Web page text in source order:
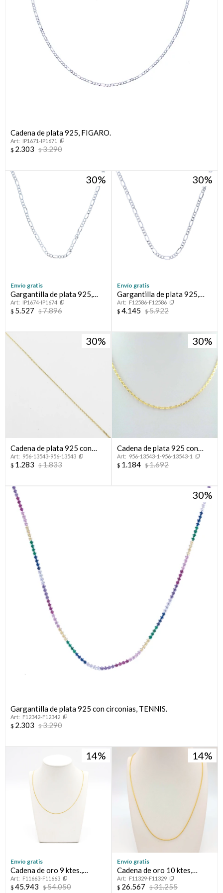
Cadena de plata 925, FIGARO.
IP1671-IP1671
$ 2.303 $3.290
30
Envío gratis
Gargantilla de plata 925,
FIGARO.
IP1674-IP1674
$ 5.527 $7.896
30
Envío gratis
Gargantilla de plata 925,
FIGARO, 50 cm.
F12586-F12586
$ 4.145 $5.922
30
Cadena de plata 925 con
baño de oro amarillo, 45 cm.
956-13543-956-13543
$ 1.283 $1.833
30
Cadena de plata 925 con
baño de oro amarillo, 40 cm.
956-13543-1-956-13543-1
$ 1.184 $1.692
30
Gargantilla de plata 925 con circonias, TENNIS.
F12342-F12342
$ 2.303 $3.290
14
Envío gratis
Cadena de oro 9 ktes.,
GRUMETTE.
F11663-F11663
$ 45.943 $54.050
14
Envío gratis
Cadena de oro 10 ktes,
COLA DE RATON.
F11329-F11329
$ 26.567 $31.255
Comprá ahora y Pagá
Después, hasta en 12
¡Sumate a la forma más ágil de comprar!
Comprá en 3 cuotas sin recargo o hasta en 12
cuotas * ¡Solo con tu cédula!
* sujeto aprobación crediticia.
Verifica si estás calificado para comprar con Pago
Después:
Cédula de identidad
Estás calificado para comprar usando Pago